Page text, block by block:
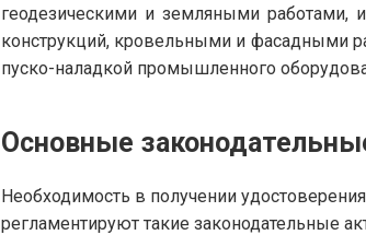
геодезическими и земляными
конструкций, кровельными и фасадными
пуско-наладкой промышленного
Основные
Необходимость в получении
регламентируют такие законодательные